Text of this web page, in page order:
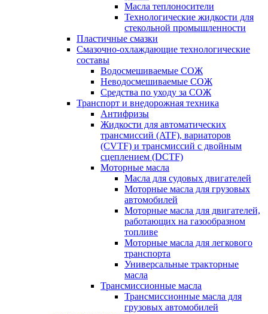
Масла теплоносители
Технологические жидкости для
стекольной промышленности
Пластичные смазки
Смазочно-охлаждающие технологические
составы
Водосмешиваемые СОЖ
Неводосмешиваемые СОЖ
Средства по уходу за СОЖ
Транспорт и внедорожная техника
Антифризы
Жидкости для автоматических
трансмиссий (ATF), вариаторов
(CVTF) и трансмиссий с двойным
сцеплением (DCTF)
Моторные масла
Масла для судовых двигателей
Моторные масла для грузовых
автомобилей
Моторные масла для двигателей,
работающих на газообразном
топливе
Моторные масла для легкового
транспорта
Универсальные тракторные
масла
Трансмиссионные масла
Трансмиссионные масла для
грузовых автомобилей